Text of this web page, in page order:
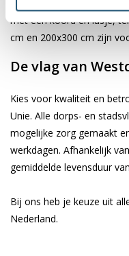
met een koord en lusje,
cm en 200x300 cm zijn
De vlag van
Kies voor kwaliteit en
Unie. Alle dorps- en
mogelijke zorg gemaakt
werkdagen. Afhankelijk
gemiddelde levensduur
Bij ons heb je keuze uit
Nederland.